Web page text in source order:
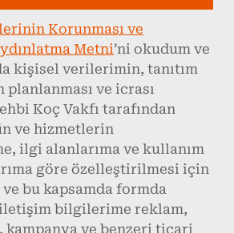
Korunması ve
Metni’ni okudum ve
kişisel verilerimin, tanıtım
ve icrası
Koç Vakfı tarafından
ve hizmetlerin
ilgi alanlarıma ve kullanım
göre özelleştirilmesi için
bu kapsamda formda
bilgilerime reklam,
kampanya ve benzeri ticari